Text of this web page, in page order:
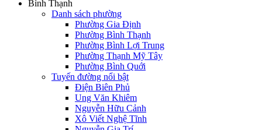
Bình Thạnh
Danh sách phường
Phường Gia Định
Phường Bình Thạnh
Phường Bình Lợi Trung
Phường Thạnh Mỹ Tây
Phường Bình Quới
Tuyến đường nổi bật
Điện Biên Phủ
Ung Văn Khiêm
Nguyễn Hữu Cảnh
Xô Viết Nghệ Tĩnh